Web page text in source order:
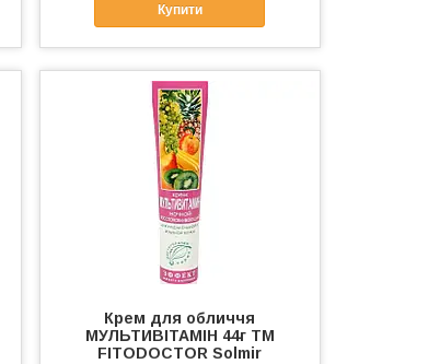
Купити
Крем для обличчя
МУЛЬТИВІТАМІН 44г ТМ
FITODOCTOR Solmir